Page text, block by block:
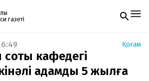
газеті
ай сайын электронды
Қоғам
соты кафедегі
адамды 5 жылға